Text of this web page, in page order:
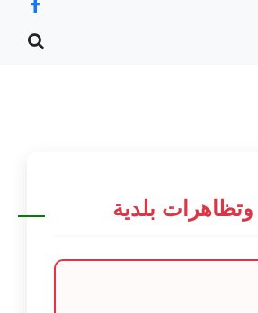
وتظاهرات بلدية